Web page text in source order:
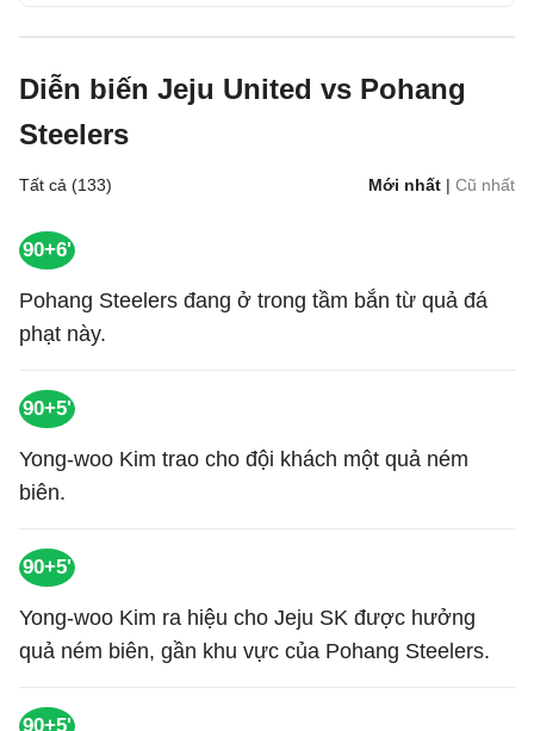
Diễn biến Jeju United vs Pohang
Steelers
Tất cả (133) Mới nhất | Cũ nhất
90+6'
Pohang Steelers đang ở trong tầm bắn từ quả đá
phạt này.
90+5'
Yong-woo Kim trao cho đội khách một quả ném
biên.
90+5'
Yong-woo Kim ra hiệu cho Jeju SK được hưởng
quả ném biên, gần khu vực của Pohang Steelers.
90+5'